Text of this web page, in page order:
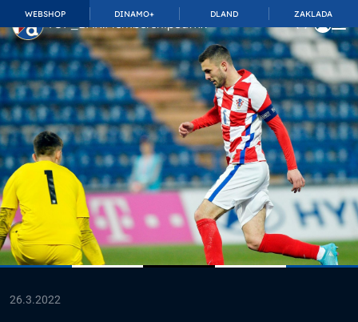
WEBSHOP DINAMO+ DLAND ZAKLADA
TOP_BAR.MembershipSuffix
26.3.2022